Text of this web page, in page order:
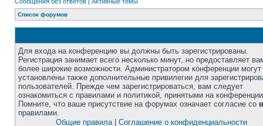
Список форумов
Для входа на конференцию вы должны быть зарегистрированы.
Регистрация занимает всего несколько минут, но предоставляет
более широкие возможности. Администратором конференции
установлены также дополнительные привилегии для
пользователей. Прежде чем зарегистрироваться, вам следует
ознакомиться с правилами и политикой, принятыми на
Помните, что ваше присутствие на форумах означает согласие со
правилами.
Общие правила| Соглашение о конфиденциальности